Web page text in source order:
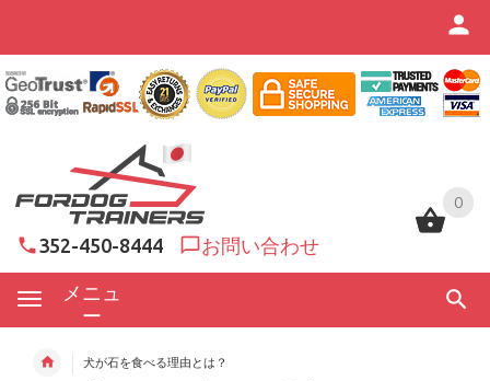
0
352-450-8444 お問い合わせ
メニュ
ー
0
犬が石を食べる理由とは？